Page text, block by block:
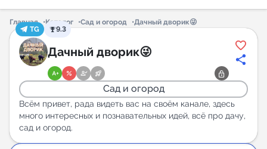
Каталог каналов
Каталог ботов
Горящие предложения
Индекс читаемости каналов в Telegram
Главная Каталог Сад и огород
Дачный дворик😜
TG
9.3
Дачный дворик😜
Сад и огород
Всём привет, рада видеть вас на своём канале, здесь
много интересных и познавательных идей, всё про дачу,
сад и огород.